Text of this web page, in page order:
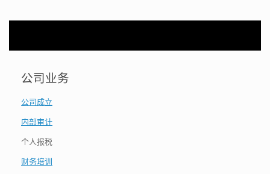
公司业务
公司成立
内部审计
个人报税
财务培训